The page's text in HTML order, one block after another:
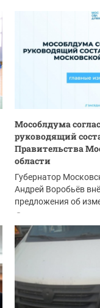
Мособлдума
руководящий
Правительства
области
Губернатор
Андрей Воробьёв
предложения об
руководящего
Правительства...